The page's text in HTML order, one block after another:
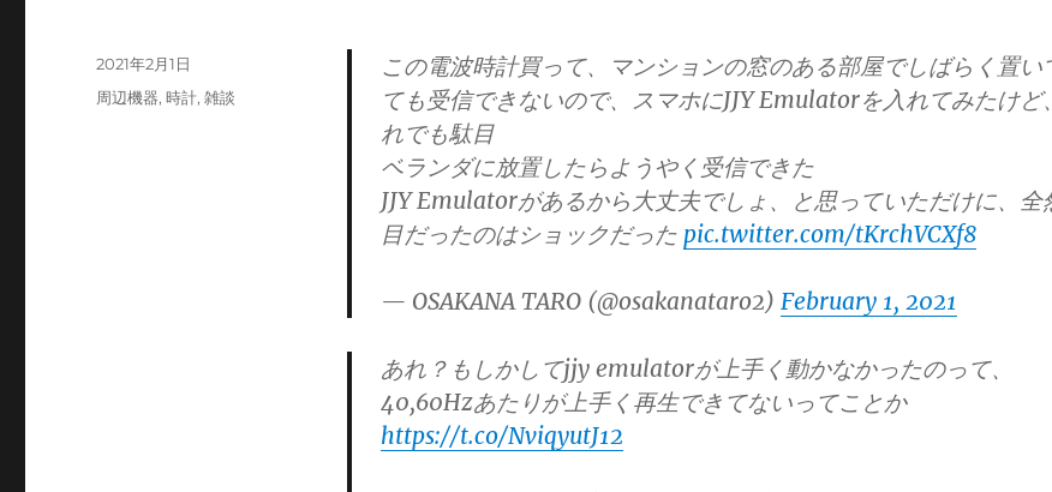
この電波時計買って、マンションの窓のある部屋でしばらく置い
ても受信できないので、スマホにJJY Emulatorを入れてみたけど
れでも駄目
ベランダに放置したらようやく受信できた
JJY Emulatorがあるから大丈夫でしょ、と思っていただけに、全
目だったのはショックだった pic.twitter.com/tKrchVCXf8
— OSAKANA TARO (@osakanataro2) February 1, 2021
あれ？もしかしてjjy emulatorが上手く動かなかったのって、
40,60Hzあたりが上手く再生できてないってことか
https://t.co/NviqyutJ12
投
稿
2021年2月1日
カ
周辺機器,時計,雑談